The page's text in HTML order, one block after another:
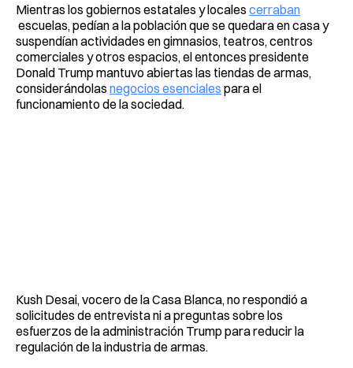
Mientras los gobiernos estatales y locales cerraban
escuelas, pedían a la población que se quedara en casa y
suspendían actividades en gimnasios, teatros, centros
comerciales y otros espacios, el entonces presidente
Donald Trump mantuvo abiertas las tiendas de armas,
considerándolas negocios esenciales para el
funcionamiento de la sociedad.
Kush Desai, vocero de la Casa Blanca, no respondió a
solicitudes de entrevista ni a preguntas sobre los
esfuerzos de la administración Trump para reducir la
regulación de la industria de armas.